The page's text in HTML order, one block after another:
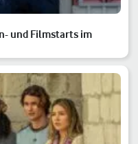
und Filmstarts im